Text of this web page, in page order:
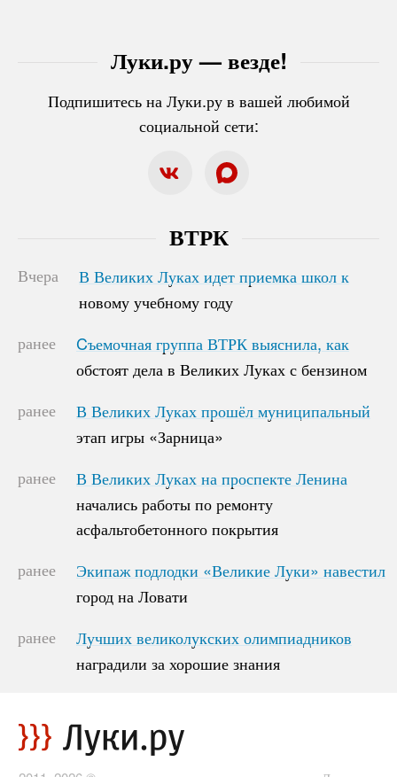
Луки.ру — везде!
Подпишитесь на Луки.ру в вашей любимой
социальной сети:
ВТРК
Вчера
В Великих Луках идет приемка школ к
новому учебному году
В Великих Луках идет приемка школ к
новому учебному году
ранее
Cъемочная группа ВТРК выяснила, как
обстоят дела в Великих Луках с бензином
Cъемочная группа ВТРК выяснила, как
обстоят дела в Великих Луках с бензином
ранее
В Великих Луках прошёл муниципальный
этап игры «Зарница»
В Великих Луках прошёл муниципальный
этап игры «Зарница»
ранее
В Великих Луках на проспекте Ленина
начались работы по ремонту
асфальтобетонного покрытия
В Великих Луках на проспекте Ленина
начались работы по ремонту
асфальтобетонного покрытия
ранее
Экипаж подлодки «Великие Луки» навестил
город на Ловати
Экипаж подлодки «Великие Луки» навестил
город на Ловати
ранее
Лучших великолукских олимпиадников
наградили за хорошие знания
Лучших великолукских олимпиадников
наградили за хорошие знания